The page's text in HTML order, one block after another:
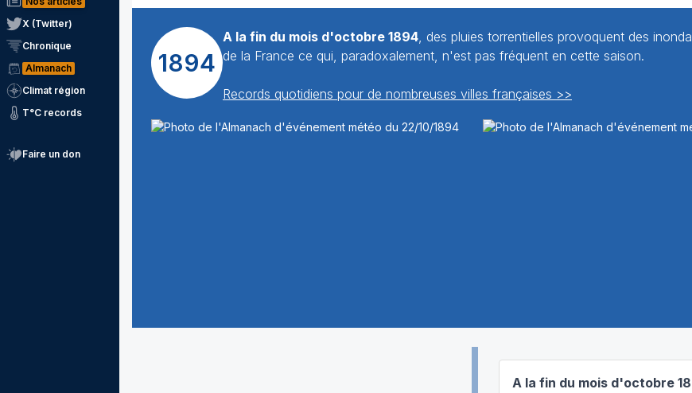
X (Twitter)
Chronique
Almanach
Climat région
T°C records
Faire un don
1894
A la fin du mois d'octobre 1894, des pluies torrentielles provoquent des
de la France ce qui, paradoxalement, n'est pas fréquent en cette saison.
Records quotidiens pour de nombreuses villes françaises >>
A la fin du mois d'octobre